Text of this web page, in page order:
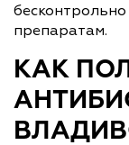
препаратам.
КАК